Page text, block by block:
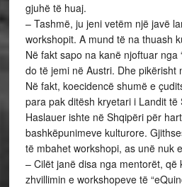
gjuhë të huaj.
– Tashmë, ju jeni vetëm një javë
workshopit. A mund të na thuash
Në fakt sapo na kanë njoftuar nga
do të jemi në Austri. Dhe pikërisht
Në fakt, koecidencë shumë e
para pak ditësh kryetari i Landit të
Haslauer ishte në Shqipëri për
bashkëpunimeve kulturore.
të mbahet workshopi, as unë nuk
– Cilët janë disa nga mentorët, që
zhvillimin e workshopeve të